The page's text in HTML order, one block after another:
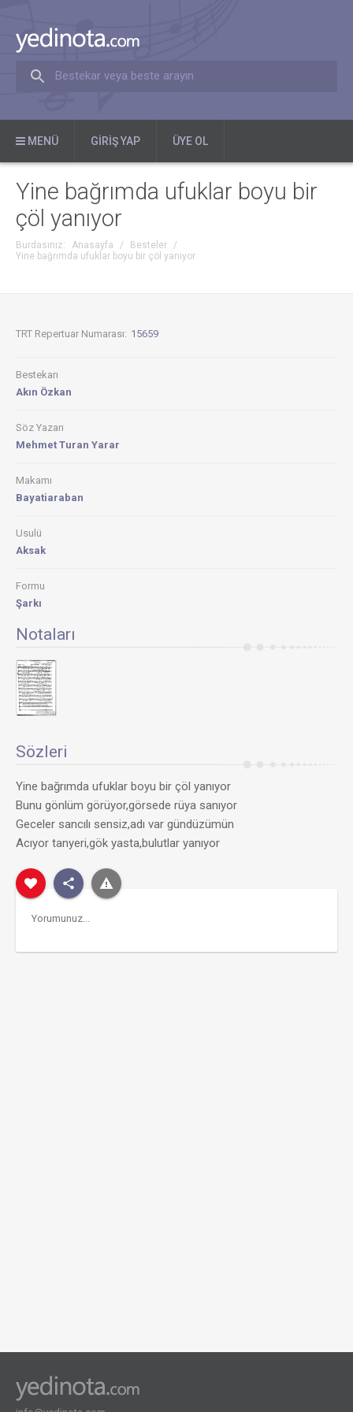
Bestekar veya beste arayın
MENÜ GIRIŞ YAP ÜYE OL
Yine bağrımda ufuklar boyu bir
çöl yanıyor
Burdasınız: Anasayfa / Besteler
/
Yine bağrımda ufuklar boyu bir çöl yanıyor
TRT Repertuar Numarası: 15659
Bestekarı
Akın Özkan
Söz Yazarı
Mehmet Turan Yarar
Makamı
Bayatiaraban
Usulü
Aksak
Formu
Şarkı
Notaları
Sözleri
Yine bağrımda ufuklar boyu bir çöl yanıyor
Bunu gönlüm görüyor,görsede rüya sanıyor
Geceler sancılı sensiz,adı var gündüzümün
Acıyor tanyeri,gök yasta,bulutlar yanıyor